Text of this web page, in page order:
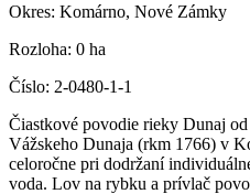
Okres: Komárno, Nové Zámky
Rozloha: 0 ha
Číslo: 2-0480-1-1
Čiastkové povodie rieky Dunaj
Vážskeho Dunaja (rkm 1766) v
celoročne pri dodržaní
voda. Lov na rybku a prívlač